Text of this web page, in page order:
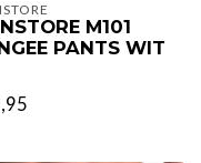
M101
PANTS WIT